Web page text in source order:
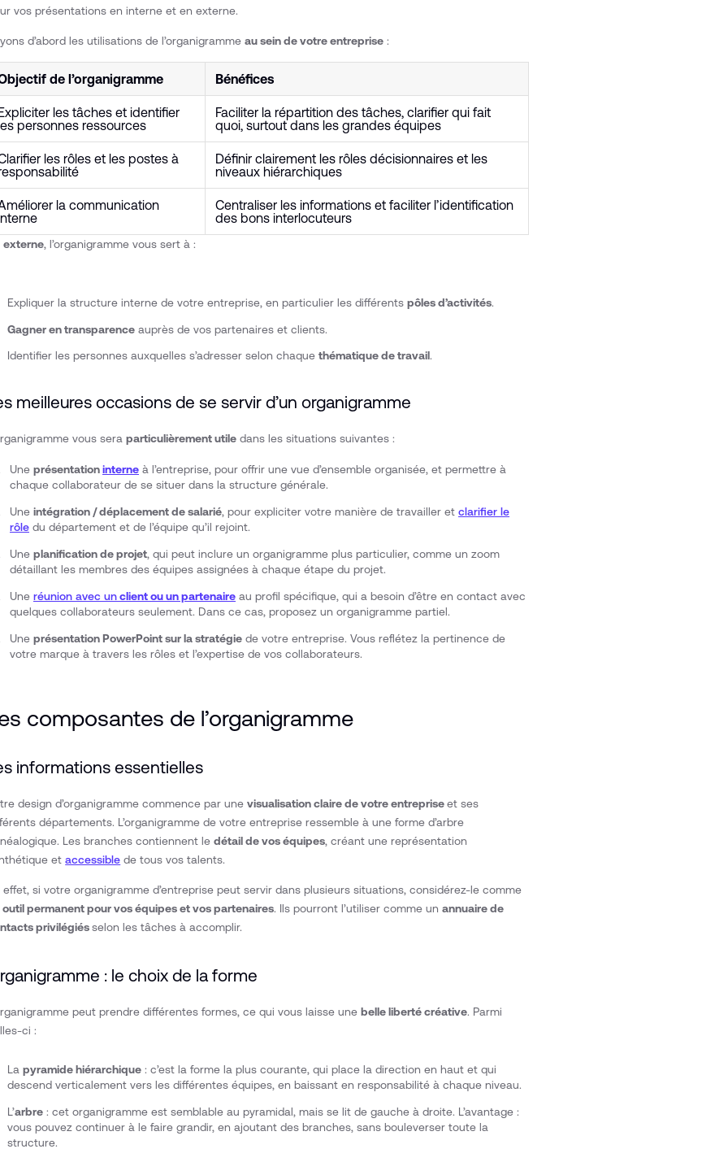
vos présentations en interne et en externe.
d’abord les utilisations de l’organigrammeau sein de votre entreprise :
de l’organigramme Bénéfices
les tâches et identifier
personnes ressources
Faciliter la répartition des tâches, clarifier qui fait
quoi, surtout dans les grandes équipes
les rôles et les postes à
Définir clairement les rôles décisionnaires et les
niveaux hiérarchiques
la communication
Centraliser les informations et faciliter l’identification
des bons interlocuteurs
externe, l’organigramme vous sert à :
Expliquer la structure interne de votre entreprise, en particulier les différents pôles d’activités.
Gagner en transparenceauprès de vos partenaires et clients.
Identifier les personnes auxquelles s’adresser selon chaque thématique de travail.
meilleures occasions de se servir d’un organigramme
vous seraparticulièrement utile dans les situations suivantes :
Une présentationinterne à l’entreprise, pour offrir une vue d’ensemble organisée, et permettre à
chaque collaborateur de se situer dans la structure générale.
Une intégration / déplacement de salarié, pour expliciter votre manière de travailler et clarifier le
rôle du département et de l’équipe qu’il rejoint.
Une planification de projet, qui peut inclure un organigramme plus particulier, comme un zoom
détaillant les membres des équipes assignées à chaque étape du projet.
Une réunion avec unclient ou un partenaire au profil spécifique, qui a besoin d’être en contact avec
quelques collaborateurs seulement. Dans ce cas, proposez un organigramme partiel.
Une présentation PowerPoint sur la stratégie de votre entreprise. Vous reflétez la pertinence de
votre marque à travers les rôles et l’expertise de vos collaborateurs.
composantes de l’organigramme
informations essentielles
design d’organigramme commence par unevisualisation claire de votre entrepriseet ses
départements. L’organigramme de votre entreprise ressemble à une forme d’arbre
Les branches contiennent ledétail de vos équipes, créant une représentation
etaccessible de tous vos talents.
effet, si votre organigramme d’entreprise peut servir dans plusieurs situations, considérez-le comme
outil permanent pour vos équipes et vos partenaires. Ils pourront l’utiliser comme unannuaire de
privilégiésselon les tâches à accomplir.
: le choix de la forme
peut prendre différentes formes, ce qui vous laisse unebelle liberté créative. Parmi
ci :
La pyramide hiérarchique: c’est la forme la plus courante, qui place la direction en haut et qui
descend verticalement vers les différentes équipes, en baissant en responsabilité à chaque niveau.
L’arbre: cet organigramme est semblable au pyramidal, mais se lit de gauche à droite. L’avantage :
vous pouvez continuer à le faire grandir, en ajoutant des branches, sans bouleverser toute la
structure.